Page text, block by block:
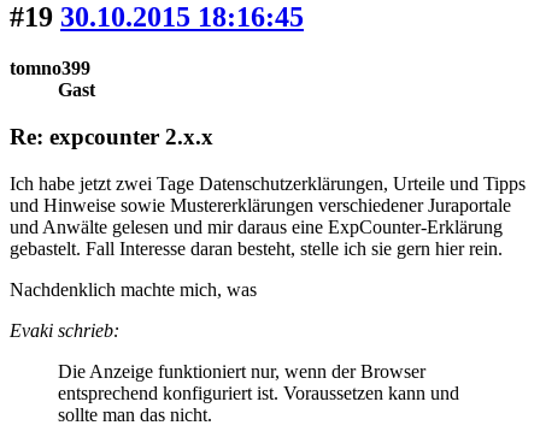
#19 30.10.2015 18:16:45
tomno399
Gast
Re: expcounter 2.x.x
Ich habe jetzt zwei Tage Datenschutzerklärungen, Urteile und Tipps
und Hinweise sowie Mustererklärungen verschiedener Juraportale
und Anwälte gelesen und mir daraus eine ExpCounter-Erklärung
gebastelt. Fall Interesse daran besteht, stelle ich sie gern hier rein.
Nachdenklich machte mich, was
Evaki schrieb:
Die Anzeige funktioniert nur, wenn der Browser
entsprechend konfiguriert ist. Voraussetzen kann und
sollte man das nicht.